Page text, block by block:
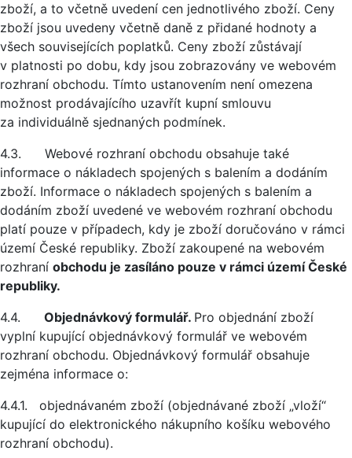
zboží, a to včetně uvedení cen jednotlivého zboží. Ceny
zboží jsou uvedeny včetně daně z přidané hodnoty a
všech souvisejících poplatků. Ceny zboží zůstávají
v platnosti po dobu, kdy jsou zobrazovány ve webovém
rozhraní obchodu. Tímto ustanovením není omezena
možnost prodávajícího uzavřít kupní smlouvu
za individuálně sjednaných podmínek.
4.3. Webové rozhraní obchodu obsahuje také
informace o nákladech spojených s balením a dodáním
zboží. Informace o nákladech spojených s balením a
dodáním zboží uvedené ve webovém rozhraní obchodu
platí pouze v případech, kdy je zboží doručováno v rámci
území České republiky. Zboží zakoupené na webovém
rozhraní obchodu je zasíláno pouze v rámci území České
republiky.
4.4. Objednávkový formulář. Pro objednání zboží
vyplní kupující objednávkový formulář ve webovém
rozhraní obchodu. Objednávkový formulář obsahuje
zejména informace o:
4.4.1. objednávaném zboží (objednávané zboží „vloží“
kupující do elektronického nákupního košíku webového
rozhraní obchodu).